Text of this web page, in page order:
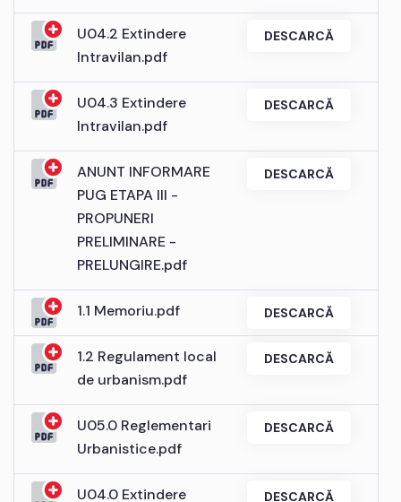
U04.2 Extindere
Intravilan.pdf
DESCARCĂ
U04.3 Extindere
Intravilan.pdf
DESCARCĂ
ANUNT INFORMARE
PUG ETAPA III -
PROPUNERI
PRELIMINARE -
PRELUNGIRE.pdf
DESCARCĂ
1.1 Memoriu.pdf DESCARCĂ
1.2 Regulament local
de urbanism.pdf
DESCARCĂ
U05.0 Reglementari
Urbanistice.pdf
DESCARCĂ
U04.0 Extindere
DESCARCĂ